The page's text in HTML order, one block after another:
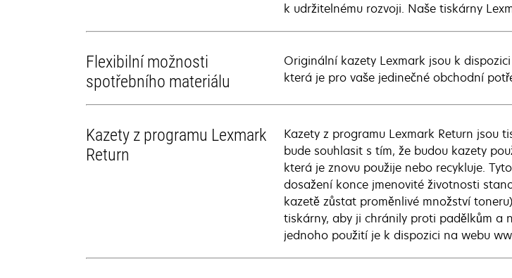
k udržitelnému rozvoji. Naše tiskárny
Flexibilní možnosti
spotřebního materiálu
Originální kazety Lexmark jsou k
která je pro vaše jedinečné obchodní
Kazety z programu Lexmark
Return
Kazety z programu Lexmark Return jsou
bude souhlasit s tím, že budou kazety
která je znovu použije nebo recykluje.
dosažení konce jmenovité životnosti
kazetě zůstat proměnlivé množství
tiskárny, aby ji chránily proti padělkům a
jednoho použití je k dispozici na webu